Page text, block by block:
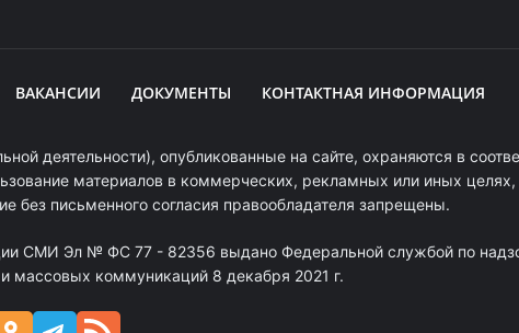
ВАКАНСИИ ДОКУМЕНТЫ КОНТАКТНАЯ ИНФОРМАЦИЯ
деятельности), опубликованные на сайте, охраняются в
материалов в коммерческих, рекламных или иных целях,
без письменного согласия правообладателя запрещены.
СМИ Эл № ФС 77 - 82356 выдано Федеральной службой по
массовых коммуникаций 8 декабря 2021 г.